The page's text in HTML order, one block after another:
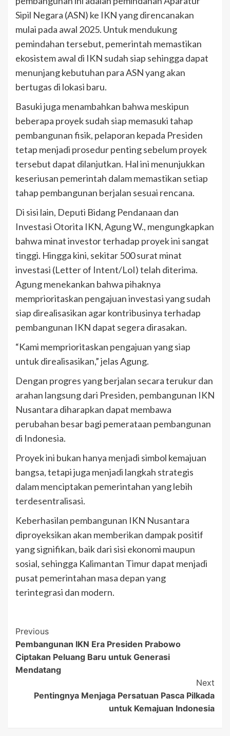
Sipil Negara (ASN) ke IKN yang direncanakan
mulai pada awal 2025. Untuk mendukung
pemindahan tersebut, pemerintah memastikan
ekosistem awal di IKN sudah siap sehingga dapat
menunjang kebutuhan para ASN yang akan
bertugas di lokasi baru.
Basuki juga menambahkan bahwa meskipun
beberapa proyek sudah siap memasuki tahap
pembangunan fisik, pelaporan kepada Presiden
tetap menjadi prosedur penting sebelum proyek
tersebut dapat dilanjutkan. Hal ini menunjukkan
keseriusan pemerintah dalam memastikan setiap
tahap pembangunan berjalan sesuai rencana.
Di sisi lain, Deputi Bidang Pendanaan dan
Investasi Otorita IKN, Agung W., mengungkapkan
bahwa minat investor terhadap proyek ini sangat
tinggi. Hingga kini, sekitar 500 surat minat
investasi (Letter of Intent/LoI) telah diterima.
Agung menekankan bahwa pihaknya
memprioritaskan pengajuan investasi yang sudah
siap direalisasikan agar kontribusinya terhadap
pembangunan IKN dapat segera dirasakan.
“Kami memprioritaskan pengajuan yang siap
untuk direalisasikan,” jelas Agung.
Dengan progres yang berjalan secara terukur dan
arahan langsung dari Presiden, pembangunan IKN
Nusantara diharapkan dapat membawa
perubahan besar bagi pemerataan pembangunan
di Indonesia.
Proyek ini bukan hanya menjadi simbol kemajuan
bangsa, tetapi juga menjadi langkah strategis
dalam menciptakan pemerintahan yang lebih
terdesentralisasi.
Keberhasilan pembangunan IKN Nusantara
diproyeksikan akan memberikan dampak positif
yang signifikan, baik dari sisi ekonomi maupun
sosial, sehingga Kalimantan Timur dapat menjadi
pusat pemerintahan masa depan yang
terintegrasi dan modern.
Post
Navigation
Previous
Pembangunan IKN Era Presiden Prabowo
Ciptakan Peluang Baru untuk Generasi
Mendatang
Next
Pentingnya Menjaga Persatuan Pasca Pilkada
untuk Kemajuan Indonesia